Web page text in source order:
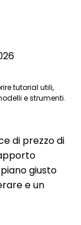
tutorial utili,
e strumenti.
di prezzo di
giusto
e un